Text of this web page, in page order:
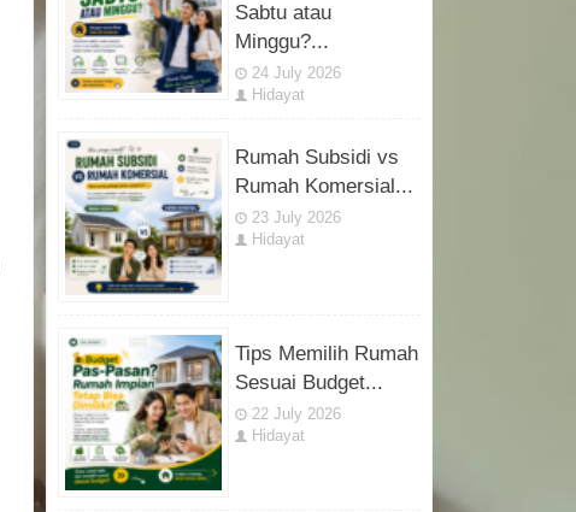
Sabtu atau
Minggu?...
24 July 2026
Hidayat
Rumah Subsidi vs
Rumah Komersial...
23 July 2026
Hidayat
Tips Memilih Rumah
Sesuai Budget...
22 July 2026
Hidayat